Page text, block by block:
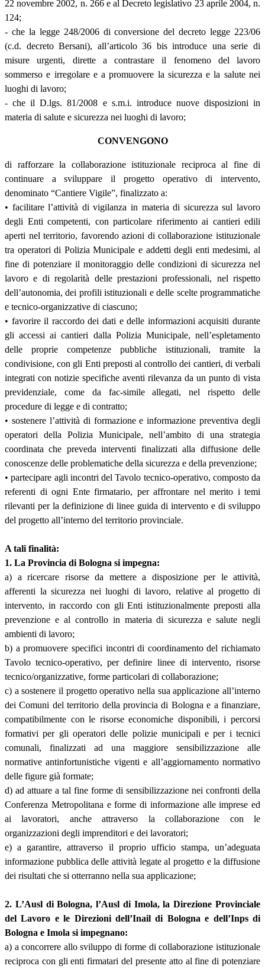
22 novembre 2002, n. 266 e al Decreto legislativo 23 aprile 2004, n.
124;
- che la legge 248/2006 di conversione del decreto legge 223/06
(c.d. decreto Bersani), all’articolo 36 bis introduce una serie di
misure urgenti, dirette a contrastare il fenomeno del lavoro
sommerso e irregolare e a promuovere la sicurezza e la salute nei
luoghi di lavoro;
- che il D.lgs. 81/2008 e s.m.i. introduce nuove disposizioni in
materia di salute e sicurezza nei luoghi di lavoro;
CONVENGONO
di rafforzare la collaborazione istituzionale reciproca al fine di
continuare a sviluppare il progetto operativo di intervento,
denominato “Cantiere Vigile”, finalizzato a:
• facilitare l’attività di vigilanza in materia di sicurezza sul lavoro
degli Enti competenti, con particolare riferimento ai cantieri edili
aperti nel territorio, favorendo azioni di collaborazione istituzionale
tra operatori di Polizia Municipale e addetti degli enti medesimi, al
fine di potenziare il monitoraggio delle condizioni di sicurezza nel
lavoro e di regolarità delle prestazioni professionali, nel rispetto
dell’autonomia, dei profili istituzionali e delle scelte programmatiche
e tecnico-organizzative di ciascuno;
• favorire il raccordo dei dati e delle informazioni acquisiti durante
gli accessi ai cantieri dalla Polizia Municipale, nell’espletamento
delle proprie competenze pubbliche istituzionali, tramite la
condivisione, con gli Enti preposti al controllo dei cantieri, di verbali
integrati con notizie specifiche aventi rilevanza da un punto di vista
previdenziale, come da fac-simile allegati, nel rispetto delle
procedure di legge e di contratto;
• sostenere l’attività di formazione e informazione preventiva degli
operatori della Polizia Municipale, nell’ambito di una strategia
coordinata che preveda interventi finalizzati alla diffusione delle
conoscenze delle problematiche della sicurezza e della prevenzione;
• partecipare agli incontri del Tavolo tecnico-operativo, composto da
referenti di ogni Ente firmatario, per affrontare nel merito i temi
rilevanti per la definizione di linee guida di intervento e di sviluppo
del progetto all’interno del territorio provinciale.
A tali finalità:
1. La Provincia di Bologna si impegna:
a) a ricercare risorse da mettere a disposizione per le attività,
afferenti la sicurezza nei luoghi di lavoro, relative al progetto di
intervento, in raccordo con gli Enti istituzionalmente preposti alla
prevenzione e al controllo in materia di sicurezza e salute negli
ambienti di lavoro;
b) a promuovere specifici incontri di coordinamento del richiamato
Tavolo tecnico-operativo, per definire linee di intervento, risorse
tecnico/organizzative, forme particolari di collaborazione;
c) a sostenere il progetto operativo nella sua applicazione all’interno
dei Comuni del territorio della provincia di Bologna e a finanziare,
compatibilmente con le risorse economiche disponibili, i percorsi
formativi per gli operatori delle polizie municipali e per i tecnici
comunali, finalizzati ad una maggiore sensibilizzazione alle
normative antinfortunistiche vigenti e all’aggiornamento normativo
delle figure già formate;
d) ad attuare a tal fine forme di sensibilizzazione nei confronti della
Conferenza Metropolitana e forme di informazione alle imprese ed
ai lavoratori, anche attraverso la collaborazione con le
organizzazioni degli imprenditori e dei lavoratori;
e) a garantire, attraverso il proprio ufficio stampa, un’adeguata
informazione pubblica delle attività legate al progetto e la diffusione
dei risultati che si otterranno nella sua applicazione;
2. L’Ausl di Bologna, l’Ausl di Imola, la Direzione Provinciale
del Lavoro e le Direzioni dell’Inail di Bologna e dell’Inps di
Bologna e Imola si impegnano:
a) a concorrere allo sviluppo di forme di collaborazione istituzionale
reciproca con gli enti firmatari del presente atto al fine di potenziare